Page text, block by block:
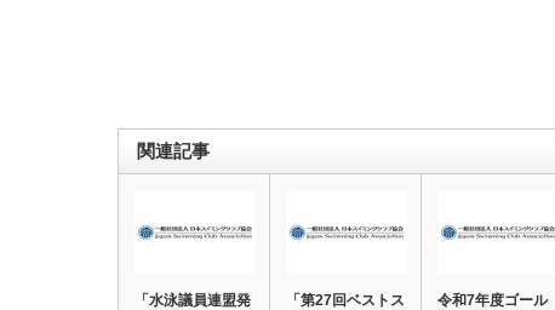
関連記事
「水泳議員連盟発
「第27回ベストス
令和7年度ゴール